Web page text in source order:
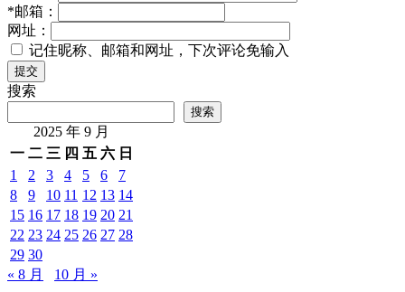
*邮箱：
网址：
记住昵称、邮箱和网址，下次评论免输入
提交
搜索
搜索
2025 年 9 月
一 二 三 四 五 六 日
1
2 3 4 5 6
7
8
9 10 11 12 13 14
15 16 17 18 19 20 21
22 23 24 25 26 27 28
29 30
« 8 月
10 月 »